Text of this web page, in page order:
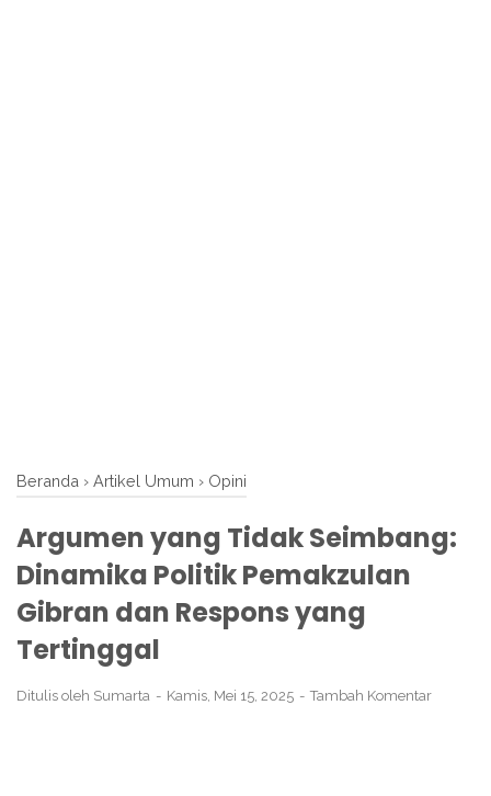
Beranda › Artikel Umum › Opini
Argumen yang Tidak Seimbang:
Dinamika Politik Pemakzulan
Gibran dan Respons yang
Tertinggal
Ditulis oleh Sumarta Kamis, Mei 15, 2025 Tambah Komentar